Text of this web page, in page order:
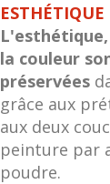
la couleur
préservées
grâce aux
aux deux
peinture par
poudre.